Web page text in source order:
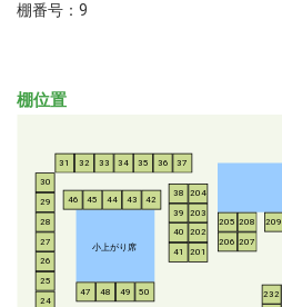
棚番号：9
棚位置
小上がり席
24
25
26
27
28
29
30
31 32 33 34 35 36 37
38
39
40
41
42
43
44
45
46
47 48 49 50
201
202
203
204
205
206 207
208 209
232